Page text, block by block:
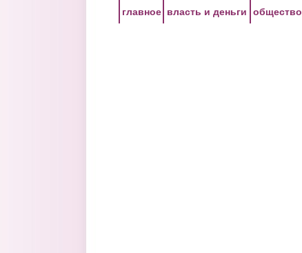
главное власть и деньги общество